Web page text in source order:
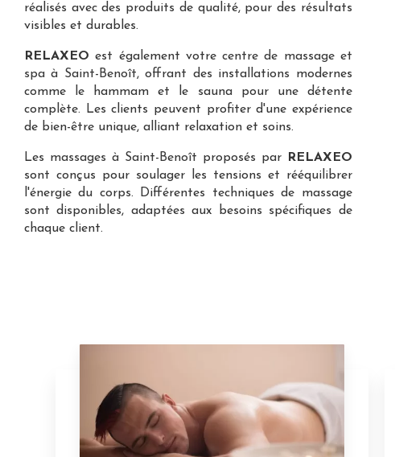
réalisés avec des produits de qualité, pour des résultats
visibles et durables.
RELAXEO est également votrecentre de massage et
spa à Saint-Benoît, offrant des installations modernes
comme le hammam et le sauna pour une détente
complète. Les clients peuvent profiter d'une expérience
de bien-être unique, alliant relaxation et soins.
Les massages à Saint-Benoît proposés par
RELAXEO
sont conçus pour soulager les tensions et rééquilibrer
l'énergie du corps. Différentes techniques de massage
sont disponibles, adaptées aux besoins spécifiques de
chaque client.